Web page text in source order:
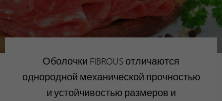
Оболочки FIBROUS отличаются
однородной механической прочностью
и устойчивостью размеров и